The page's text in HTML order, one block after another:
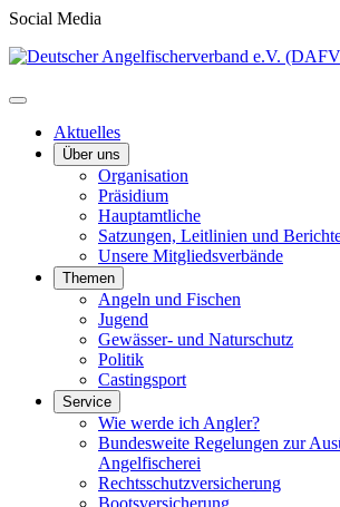
Social Media
Aktuelles
Über uns
Organisation
Präsidium
Hauptamtliche
Satzungen, Leitlinien und
Unsere Mitgliedsverbände
Themen
Angeln und Fischen
Jugend
Gewässer- und Naturschutz
Politik
Castingsport
Service
Wie werde ich Angler?
Bundesweite Regelungen zur
Angelfischerei
Rechtsschutzversicherung
Bootsversicherung